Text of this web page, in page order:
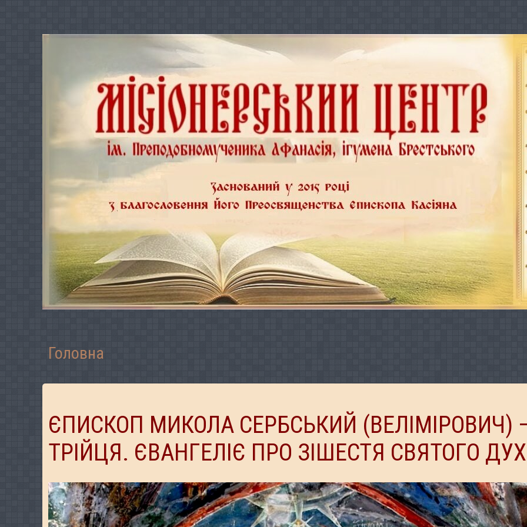
Головна
ЄПИСКОП МИКОЛА СЕРБСЬКИЙ (ВЕЛІМІРОВИЧ)
ТРІЙЦЯ. ЄВАНГЕЛІЄ ПРО ЗІШЕСТЯ СВЯТОГО